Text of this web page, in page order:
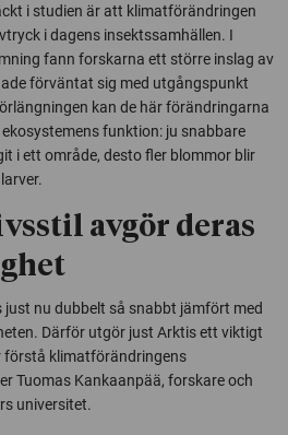
i studien är att klimatförändringen
i dagens insektssamhällen. I
fann forskarna ett större inslag av
förväntat sig med utgångspunkt
kan de här förändringarna
funktion: ju snabbare
i ett område, desto fler blommor blir
avgör deras
nu dubbelt så snabbt jämfört med
Därför utgör just Arktis ett viktigt
förstå klimatförändringens
Tuomas Kankaanpää, forskare och
universitet.